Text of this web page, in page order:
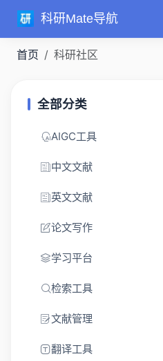
科研Mate导航
首页 科研社区
全部分类
AIGC工具
中文文献
英文文献
论文写作
学习平台
检索工具
文献管理
翻译工具